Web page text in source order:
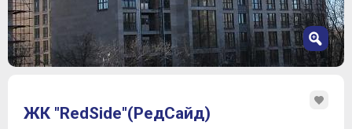
3
ЖК "RedSide"(РедСайд)